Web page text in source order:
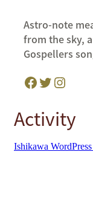
Astro-note
from the sky,
Gospellers
Facebook Twitter Instagram
Activity
Ishikawa